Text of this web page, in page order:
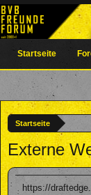
Startseite
Externe
https://
Startseite